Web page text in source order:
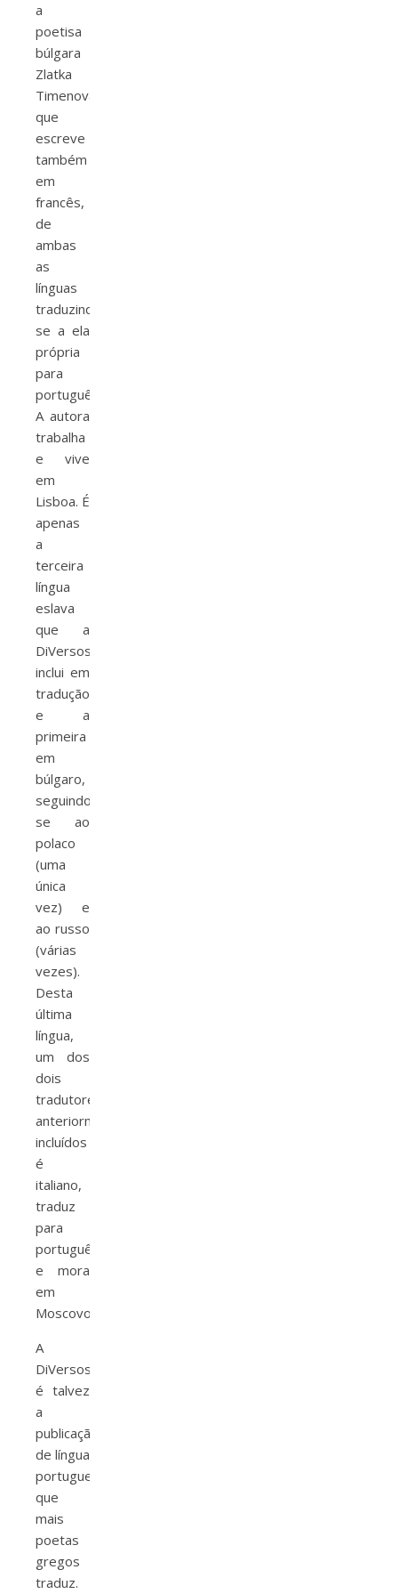
a
poetisa
búlgara
Zlatka
Timenova,
que
escreve
também
em
francês,
de
ambas
as
línguas
traduzindo-
se a ela
própria
para
português.
A autora
trabalha
e vive
em
Lisboa. É
apenas
a
terceira
língua
eslava
que a
DiVersos
inclui em
tradução
e a
primeira
em
búlgaro,
seguindo-
se ao
polaco
(uma
única
vez) e
ao russo
(várias
vezes).
Desta
última
língua,
um dos
dois
tradutores
anteriormente
incluídos
é
italiano,
traduz
para
português
e mora
em
Moscovo.
A
DiVersos
é talvez
a
publicação
de língua
portuguesa
que
mais
poetas
gregos
traduz.